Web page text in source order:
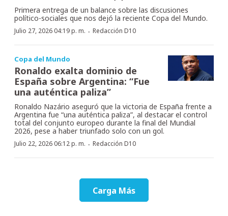
Primera entrega de un balance sobre las discusiones
político-sociales que nos dejó la reciente Copa del Mundo.
Julio 27, 2026 04:19 p. m. · Redacción D10
Copa del Mundo
Ronaldo exalta dominio de
España sobre Argentina: “Fue
una auténtica paliza”
Ronaldo Nazário aseguró que la victoria de España frente a
Argentina fue “una auténtica paliza”, al destacar el control
total del conjunto europeo durante la final del Mundial
2026, pese a haber triunfado solo con un gol.
Julio 22, 2026 06:12 p. m. · Redacción D10
Carga Más